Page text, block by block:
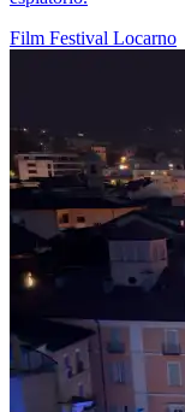
Film Festival Locarno